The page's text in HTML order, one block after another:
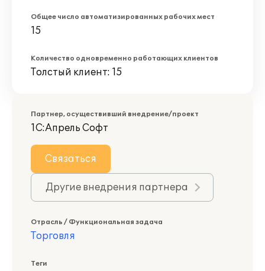
Общее число автоматизированных рабочих мест
15
Количество одновременно работающих клиентов
Толстый клиент: 15
Партнер, осуществивший внедрение/проект
1С:Апрель Софт
Связаться
Другие внедрения партнера
Отрасль / Функциональная задача
Торговля
Теги